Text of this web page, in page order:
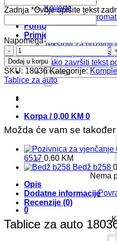
Koverte
Uradi sam
Fontovi i Boje
Primjeri Tekstova
Tekstovi za
Kako započeti
Kako završiti tekst
Pretraži:
Korpa /0,00 KM 0
Nema
0
Zadnja *Ovdje upišite tekst
Napomena
Tablice
za
auto
18036
količina
Dodaj u korpu
SKU: 18036 Kategorije:
Tablice za auto
Možda će vam se
6517 0,60 KM
Bedž b258
Opis
Dodatne informacije
Recenzije (0)
Tablice za auto